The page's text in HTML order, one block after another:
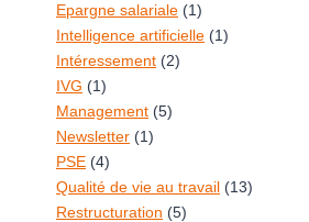
Epargne salariale (1)
Intelligence artificielle (1)
Intéressement (2)
IVG (1)
Management (5)
Newsletter (1)
PSE (4)
Qualité de vie au travail (13)
Restructuration (5)